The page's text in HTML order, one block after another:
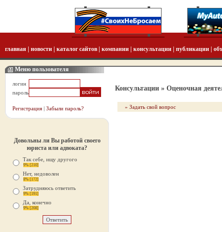
главная новости каталог сайтов компании консультации публикации
Меню пользователя
логин
пароль
Регистрация | Забыли пароль?
Довольны ли Вы работой своего
юриста или адвоката?
Так себе, ищу другого
9% [210]
Нет, недоволен
8% [172]
Затрудняюсь ответить
9% [191]
Да, конечно
9% [208]
Консультации » Оценочная
» Задать свой вопрос